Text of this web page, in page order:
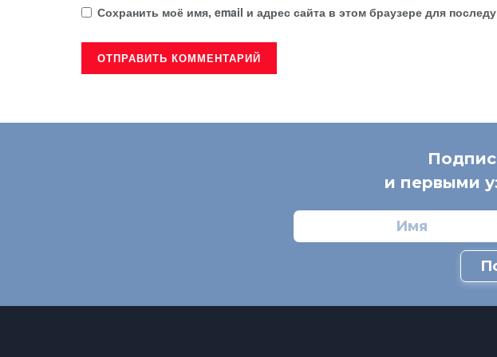
Сохранить моё имя, email и адрес сайта в этом браузере для
и первыми